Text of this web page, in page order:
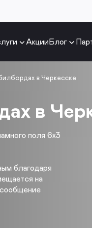
АкцииБлог
в Черкесске
в
поля 6х3
благодаря
на
сообщение